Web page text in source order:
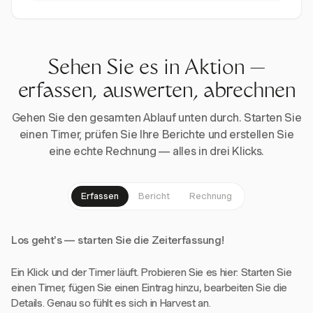
Sehen Sie es in Aktion —
erfassen, auswerten, abrechnen
Gehen Sie den gesamten Ablauf unten durch. Starten Sie
einen Timer, prüfen Sie Ihre Berichte und erstellen Sie
eine echte Rechnung — alles in drei Klicks.
Erfassen Bericht Rechnung
Los geht's — starten Sie die Zeiterfassung!
Ein Klick und der Timer läuft. Probieren Sie es hier: Starten Sie
einen Timer, fügen Sie einen Eintrag hinzu, bearbeiten Sie die
Details. Genau so fühlt es sich in Harvest an.